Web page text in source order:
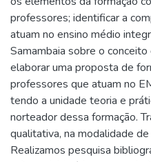
professores; identificar a
atuam no ensino médio
Samambaia sobre o
elaborar uma proposta de
professores que atuam no
tendo a unidade teoria e
norteador dessa formação.
qualitativa, na modalidade
Realizamos pesquisa